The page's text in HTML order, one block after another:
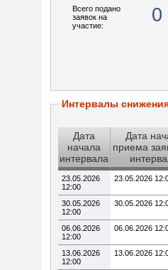
Всего подано
заявок на
участие:
0
Интервалы
Дата
начала
интервала
Дата
приема
23.05.2026
12:00
23.05.2026
30.05.2026
12:00
30.05.2026
06.06.2026
12:00
06.06.2026
13.06.2026
12:00
13.06.2026